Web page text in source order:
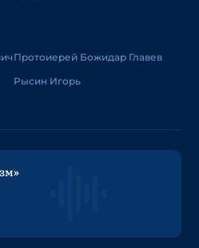
Протоиерей Божидар Главев
Рысин Игорь